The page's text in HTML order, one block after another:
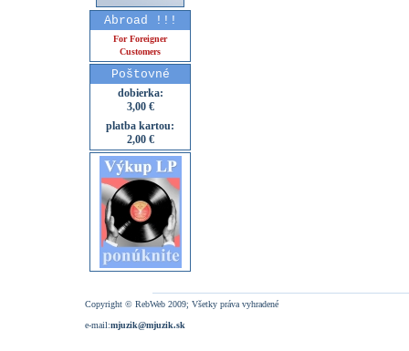
Abroad !!!
For Foreigner
Customers
Poštovné
dobierka:
3,00 €
platba kartou:
2,00 €
Copyright © RebWeb 2009; Všetky práva vyhradené
e-mail:mjuzik@mjuzik.sk